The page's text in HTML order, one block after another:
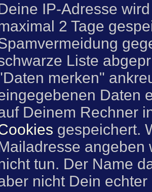
IP-Adresse
2 Tage
Liste
merken"
Daten
Deinem Rechner
gespeichert.
angeben
tun. Der Name
nicht Dein